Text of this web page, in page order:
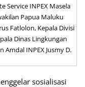
Service INPEX Masela
Papua Maluku
Fatlolon, Kepala Divisi
Dinas Lingkungan
Amdal INPEX Jusmy D.
sosialisasi